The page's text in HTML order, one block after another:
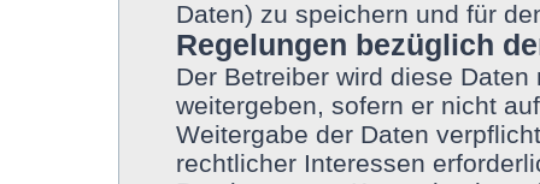
Daten) zu speichern und für
Regelungen bezüglich
Der Betreiber wird diese
weitergeben, sofern er nicht
Weitergabe der Daten
rechtlicher Interessen